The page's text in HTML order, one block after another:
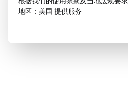
地区：美国 提供服务